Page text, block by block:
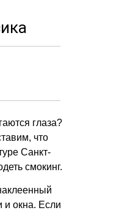
глаза?
что
Санкт-
смокинг.
и окна. Если